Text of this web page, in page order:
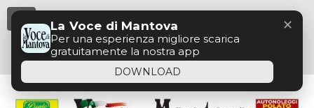
La Voce di Mantova
Per una esperienza migliore scarica
gratuitamente la nostra app
DOWNLOAD
✕
Menu